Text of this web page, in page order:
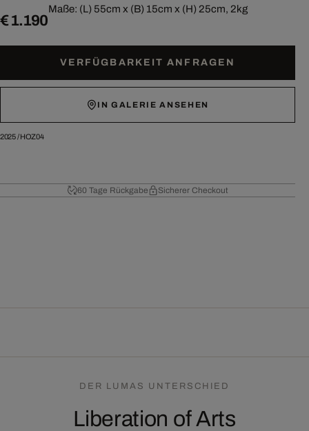
Maße: (L) 55cm x (B) 15cm x (H) 25cm, 2kg
€ 1.190
VERFÜGBARKEIT ANFRAGEN
IN GALERIE ANSEHEN
2025/HOZ04
60 Tage Rückgabe Sicherer Checkout
DER LUMAS UNTERSCHIED
Liberation of Arts